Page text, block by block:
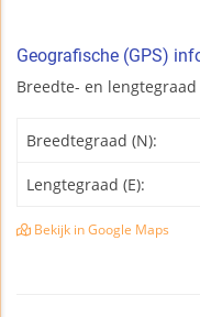
Geografische (GPS)
Breedte- en
Breedtegraad (N):
Lengtegraad (E):
Bekijk in Google Maps